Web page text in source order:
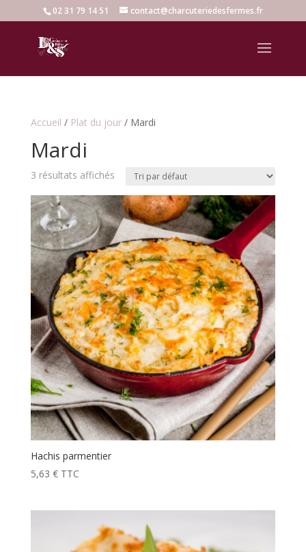
02 31 79 14 51 contact@charcuteriedesfermes.fr
Accueil / Plat du jour/ Mardi
Mardi
3 résultats affichés
Hachis parmentier
5,63 € TTC